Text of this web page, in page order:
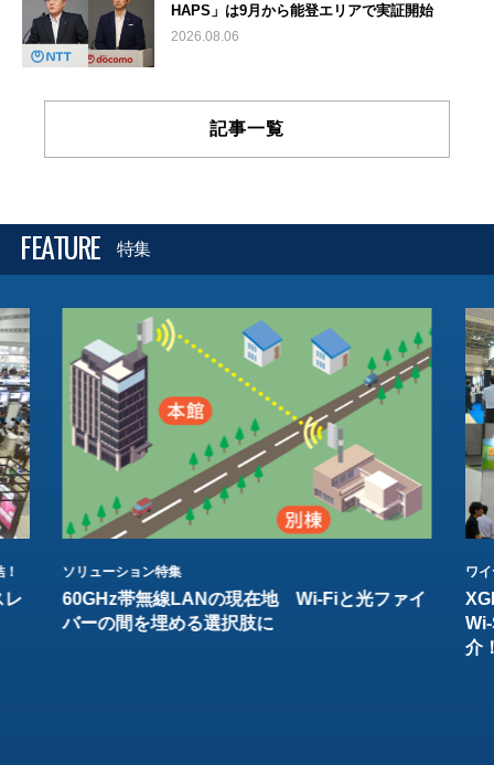
HAPS」は9月から能登エリアで実証開始
2026.08.06
記事一覧
FEATURE 特集
レ
ソリューション特集
60GHz帯無線LANの現在地 Wi-Fiと光ファイ
バーの間を埋める選択肢に
ワ
介